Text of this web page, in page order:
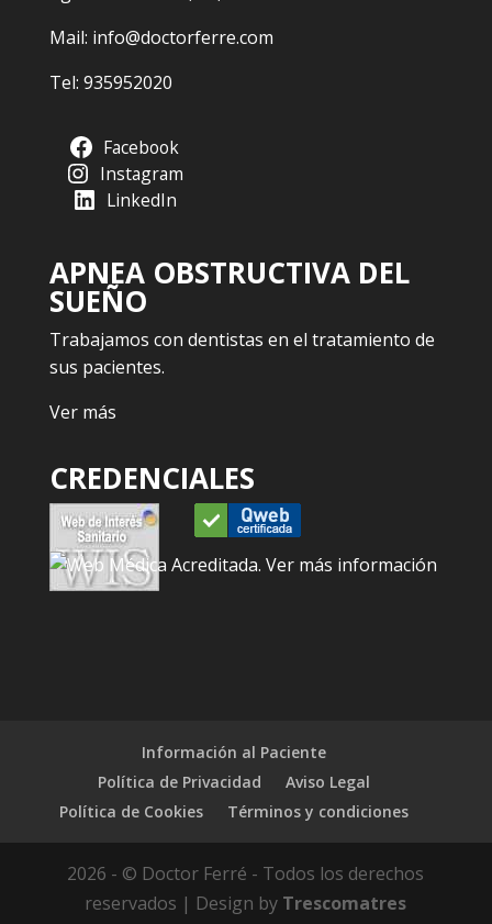
Mail: info@doctorferre.com
Tel: 935952020
Facebook
Instagram
LinkedIn
APNEA OBSTRUCTIVA DEL
SUEÑO
Trabajamos con dentistas en el tratamiento de
sus pacientes.
Ver más
CREDENCIALES
Información al Paciente
Política de Privacidad
Aviso Legal
Política de Cookies
Términos y condiciones
2026 - © Doctor Ferré - Todos los derechos
reservados | Design by Trescomatres